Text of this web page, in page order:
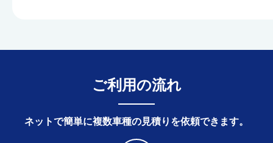
ご利用の流れ
ネットで簡単に複数車種の見積りを依頼できます。